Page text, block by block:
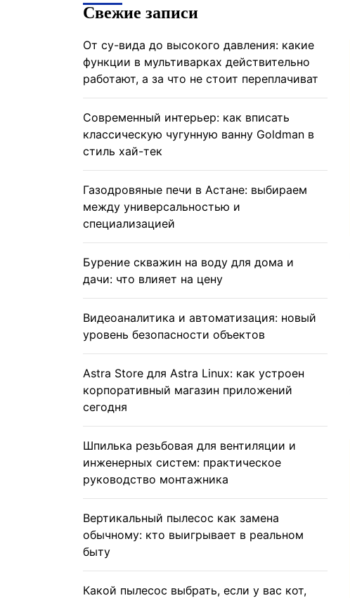
Свежие записи
От су-вида до высокого давления: какие
функции в мультиварках действительно
работают, а за что не стоит переплачиват
Современный интерьер: как вписать
классическую чугунную ванну Goldman в
стиль хай-тек
Газодровяные печи в Астане: выбираем
между универсальностью и
специализацией
Бурение скважин на воду для дома и
дачи: что влияет на цену
Видеоаналитика и автоматизация: новый
уровень безопасности объектов
Astra Store для Astra Linux: как устроен
корпоративный магазин приложений
сегодня
Шпилька резьбовая для вентиляции и
инженерных систем: практическое
руководство монтажника
Вертикальный пылесос как замена
обычному: кто выигрывает в реальном
быту
Какой пылесос выбрать, если у вас кот,